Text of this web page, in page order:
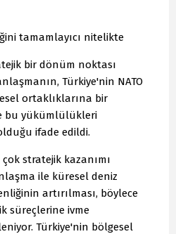
tamamlayıcı nitelikte
bir dönüm noktası
Türkiye'nin NATO
ortaklıklarına bir
bu yükümlülükleri
ifade edildi.
stratejik kazanımı
ile küresel deniz
artırılması, böylece
süreçlerine ivme
Türkiye'nin bölgesel